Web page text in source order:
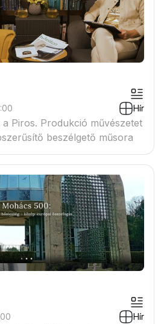
Hír
a Piros. Produkció művészetet
beszélgető műsora
Hír